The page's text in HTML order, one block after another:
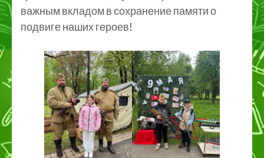
важным вкладом в сохранение памяти о
подвиге наших героев!